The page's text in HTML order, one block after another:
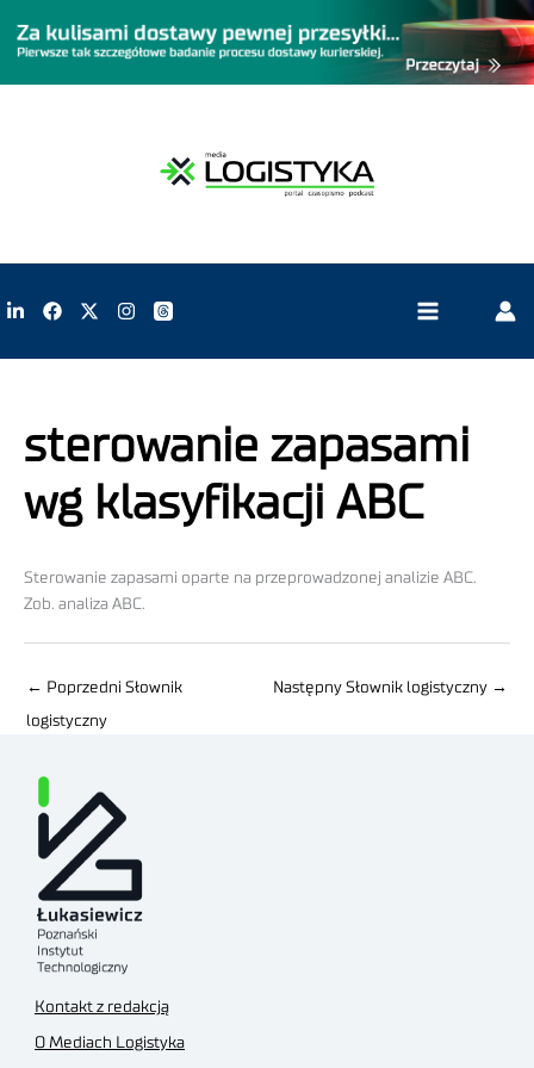
sterowanie zapasami
wg klasyfikacji ABC
Sterowanie zapasami oparte na przeprowadzonej analizie ABC.
Zob. analiza ABC.
← Poprzedni Słownik
logistyczny
Następny Słownik logistyczny →
Kontakt z redakcją
O Mediach Logistyka